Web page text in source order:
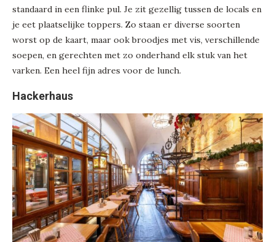
standaard in een flinke pul. Je zit gezellig tussen de locals en
je eet plaatselijke toppers. Zo staan er diverse soorten
worst op de kaart, maar ook broodjes met vis, verschillende
soepen, en gerechten met zo onderhand elk stuk van het
varken. Een heel fijn adres voor de lunch.
Hackerhaus